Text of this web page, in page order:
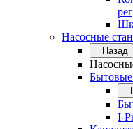
Насосные
Назад
Бытовые
I-